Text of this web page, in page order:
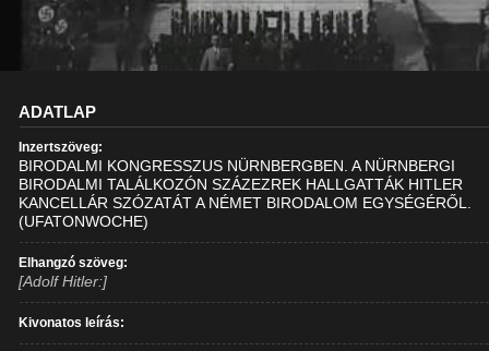
ADATLAP
Inzertszöveg:
BIRODALMI KONGRESSZUS NÜRNBERGBEN. A NÜRNBERGI
BIRODALMI TALÁLKOZÓN SZÁZEZREK HALLGATTÁK HITLER
KANCELLÁR SZÓZATÁT A NÉMET BIRODALOM EGYSÉGÉRŐL.
(UFATONWOCHE)
Elhangzó szöveg:
[Adolf Hitler:]
Kivonatos leírás: